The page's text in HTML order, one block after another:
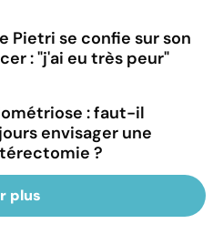
Pietri se confie sur son
: "j'ai eu très peur"
: faut-il
envisager une
?
plus